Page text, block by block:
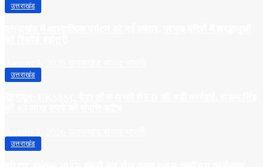
उत्तराखंड
उत्तराखंड
उत्तराखंड